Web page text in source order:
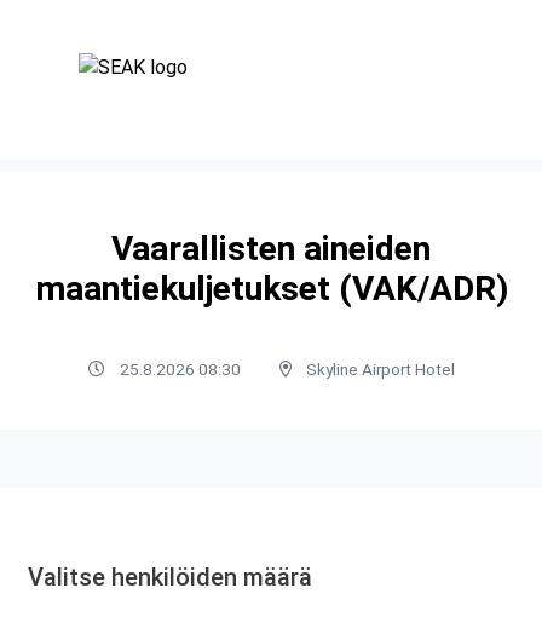
Vaarallisten aineiden
maantiekuljetukset (VAK/ADR)
25.8.2026 08:30 Skyline Airport Hotel
Valitse henkilöiden määrä